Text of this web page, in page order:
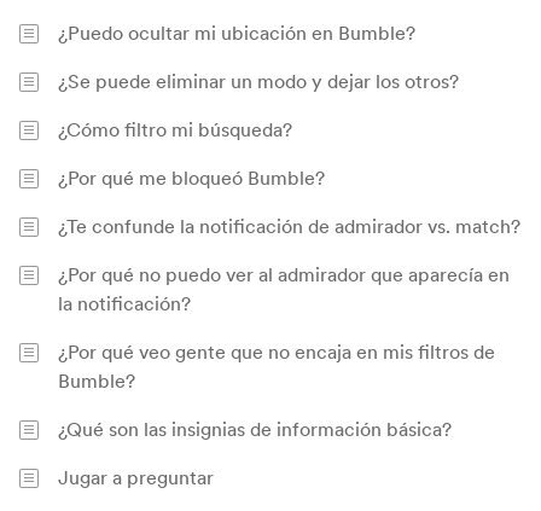
¿Puedo ocultar mi ubicación en Bumble?
¿Se puede eliminar un modo y dejar los otros?
¿Cómo filtro mi búsqueda?
¿Por qué me bloqueó Bumble?
¿Te confunde la notificación de admirador vs. match?
¿Por qué no puedo ver al admirador que aparecía en
la notificación?
¿Por qué veo gente que no encaja en mis filtros de
Bumble?
¿Qué son las insignias de información básica?
Jugar a preguntar